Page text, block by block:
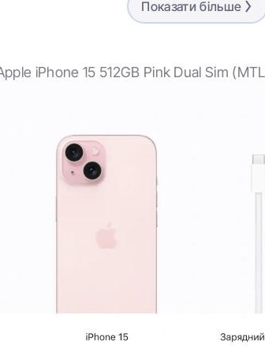
айфон 15
додають колір у скло —
Pink
Показати більше
iPhone 15 512GB Pink Dual Sim